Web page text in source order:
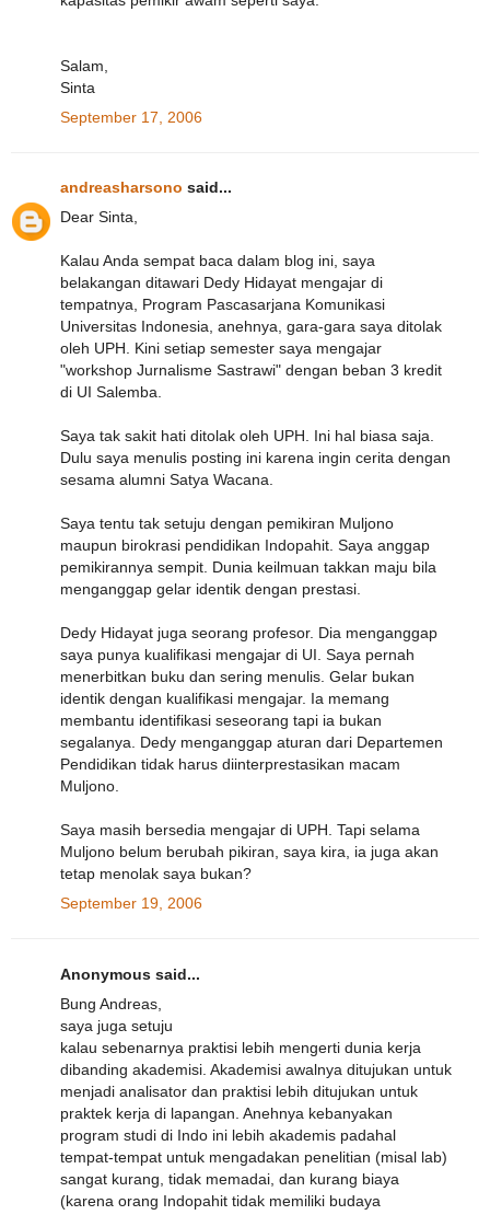
Salam,
Sinta
September 17, 2006
andreasharsono said...
Dear Sinta,
Kalau Anda sempat baca dalam blog ini, saya
belakangan ditawari Dedy Hidayat mengajar di
tempatnya, Program Pascasarjana Komunikasi
Universitas Indonesia, anehnya, gara-gara saya ditolak
oleh UPH. Kini setiap semester saya mengajar
"workshop Jurnalisme Sastrawi" dengan beban 3 kredit
di UI Salemba.
Saya tak sakit hati ditolak oleh UPH. Ini hal biasa saja.
Dulu saya menulis posting ini karena ingin cerita dengan
sesama alumni Satya Wacana.
Saya tentu tak setuju dengan pemikiran Muljono
maupun birokrasi pendidikan Indopahit. Saya anggap
pemikirannya sempit. Dunia keilmuan takkan maju bila
menganggap gelar identik dengan prestasi.
Dedy Hidayat juga seorang profesor. Dia menganggap
saya punya kualifikasi mengajar di UI. Saya pernah
menerbitkan buku dan sering menulis. Gelar bukan
identik dengan kualifikasi mengajar. Ia memang
membantu identifikasi seseorang tapi ia bukan
segalanya. Dedy menganggap aturan dari Departemen
Pendidikan tidak harus diinterprestasikan macam
Muljono.
Saya masih bersedia mengajar di UPH. Tapi selama
Muljono belum berubah pikiran, saya kira, ia juga akan
tetap menolak saya bukan?
September 19, 2006
Anonymous said...
Bung Andreas,
saya juga setuju
kalau sebenarnya praktisi lebih mengerti dunia kerja
dibanding akademisi. Akademisi awalnya ditujukan untuk
menjadi analisator dan praktisi lebih ditujukan untuk
praktek kerja di lapangan. Anehnya kebanyakan
program studi di Indo ini lebih akademis padahal
tempat-tempat untuk mengadakan penelitian (misal lab)
sangat kurang, tidak memadai, dan kurang biaya
(karena orang Indopahit tidak memiliki budaya